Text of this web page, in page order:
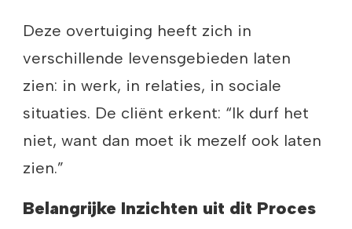
Deze overtuiging heeft zich in
verschillende levensgebieden laten
zien: in werk, in relaties, in sociale
situaties. De cliënt erkent: “Ik durf het
niet, want dan moet ik mezelf ook laten
zien.”
Belangrijke Inzichten uit dit Proces